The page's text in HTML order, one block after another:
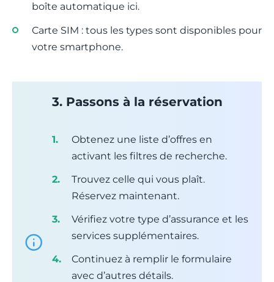
boîte automatique ici.
Carte SIM : tous les types sont disponibles pour
votre smartphone.
3. Passons à la réservation
Obtenez une liste d’offres en
activant les filtres de recherche.
Trouvez celle qui vous plaît.
Réservez maintenant.
Vérifiez votre type d’assurance et les
services supplémentaires.
Continuez à remplir le formulaire
avec d’autres détails.